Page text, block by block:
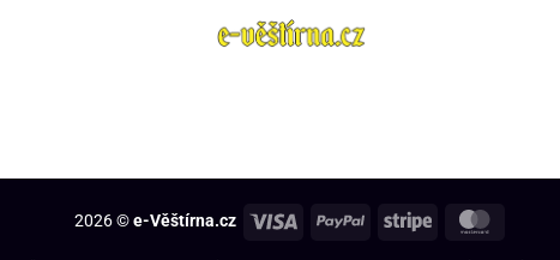
2026 ©e-Věštírna.cz